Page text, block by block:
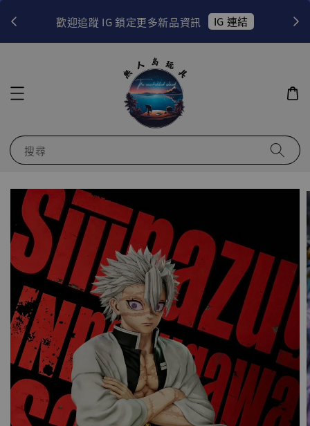
歡迎追蹤 IG 鎖定更多新品資訊 IG 連結
搜尋